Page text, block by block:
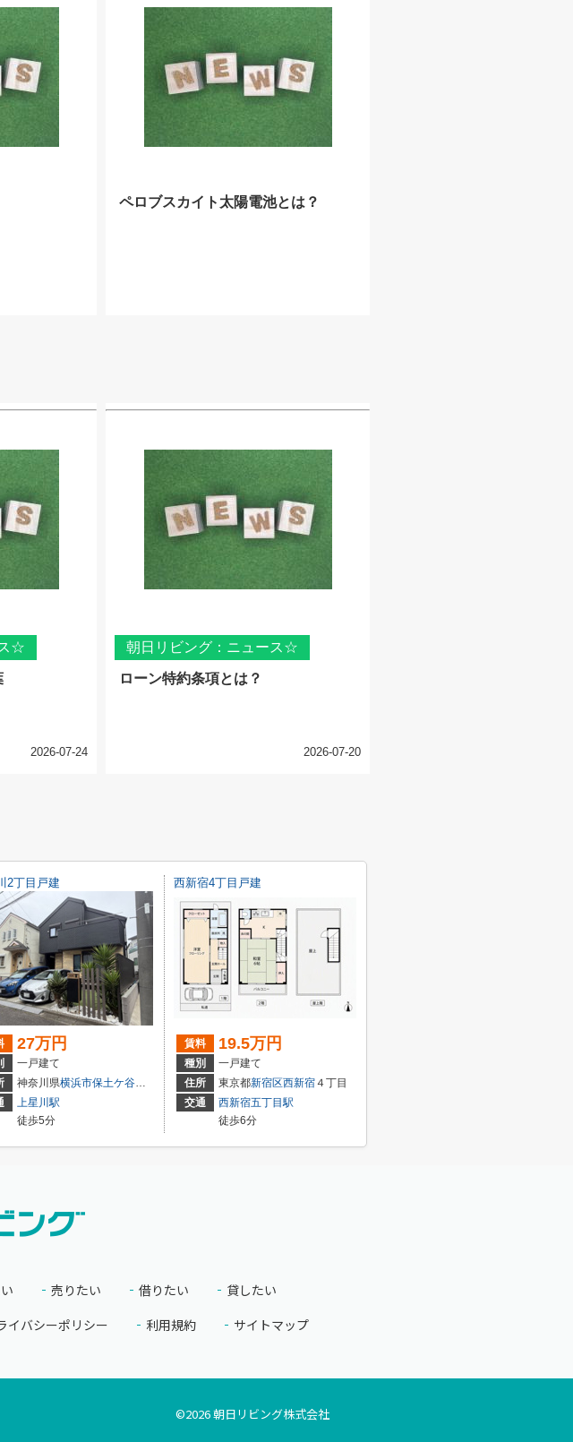
ペロブスカイト太陽電池とは？
☆
2026-07-24
朝日リビング：ニュース☆
ローン特約条項とは？
2026-07-20
2丁目戸建
27万円
一戸建て
神奈川県横浜市保土ケ谷区 上星川
２丁目
上星川駅
徒歩5分
西新宿4丁目戸建
賃料 19.5万円
種別
一戸建て
住所
東京都新宿区西新宿４丁目
交通
西新宿五丁目駅
徒歩6分
売りたい 借りたい
貸したい
イバシーポリシー 利用規約 サイトマップ
©2026朝日リビング株式会社